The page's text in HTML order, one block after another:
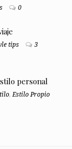
0
tips 3
personal
, Estilo Propio